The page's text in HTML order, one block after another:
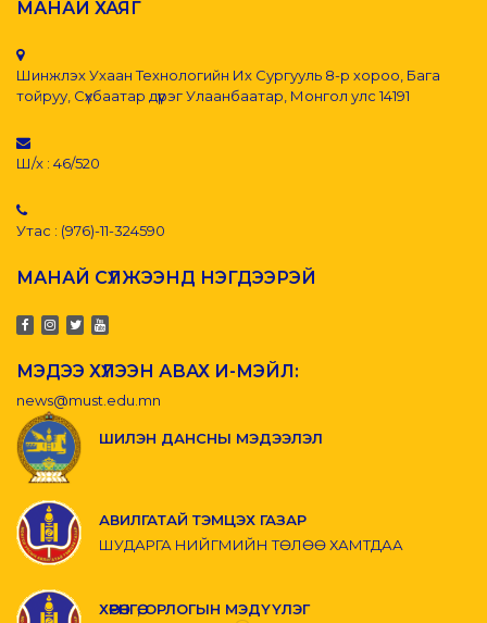
МАНАЙ ХАЯГ
Шинжлэх Ухаан Технологийн Их Сургууль 8-р хороо, Бага
тойруу, Сүхбаатар дүүрэг Улаанбаатар, Монгол улс 14191
Ш/х : 46/520
Утас : (976)-11-324590
МАНАЙ СҮЛЖЭЭНД НЭГДЭЭРЭЙ
МЭДЭЭ ХҮЛЭЭН АВАХ И-МЭЙЛ:
news@must.edu.mn
ШИЛЭН ДАНСНЫ МЭДЭЭЛЭЛ
АВИЛГАТАЙ ТЭМЦЭХ ГАЗАР
ШУДАРГА НИЙГМИЙН ТӨЛӨӨ ХАМТДАА
ХӨРӨНГӨ, ОРЛОГЫН МЭДҮҮЛЭГ